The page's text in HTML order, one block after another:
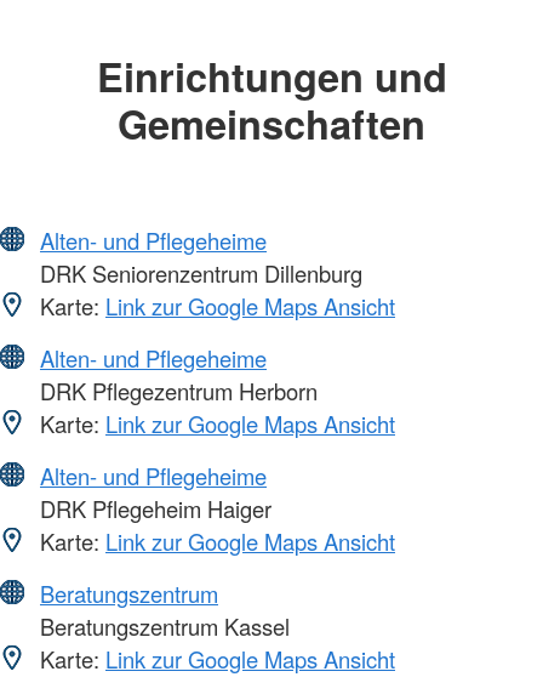
Einrichtungen und
Gemeinschaften
Alten- und Pflegeheime
DRK Seniorenzentrum Dillenburg
Karte: Link zur Google Maps Ansicht
Alten- und Pflegeheime
DRK Pflegezentrum Herborn
Karte: Link zur Google Maps Ansicht
Alten- und Pflegeheime
DRK Pflegeheim Haiger
Karte: Link zur Google Maps Ansicht
Beratungszentrum
Beratungszentrum Kassel
Karte: Link zur Google Maps Ansicht